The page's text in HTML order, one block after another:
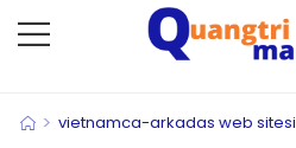
> vietnamca-arkadas web sitesi